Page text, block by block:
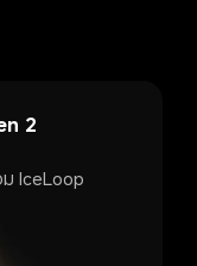
2
ม IceLoop